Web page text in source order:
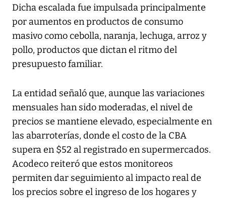
Dicha escalada fue impulsada principalmente
por aumentos en productos de consumo
masivo como cebolla, naranja, lechuga, arroz y
pollo, productos que dictan el ritmo del
presupuesto familiar.
La entidad señaló que, aunque las variaciones
mensuales han sido moderadas, el nivel de
precios se mantiene elevado, especialmente en
las abarroterías, donde el costo de la CBA
supera en $52 al registrado en supermercados.
Acodeco reiteró que estos monitoreos
permiten dar seguimiento al impacto real de
los precios sobre el ingreso de los hogares y